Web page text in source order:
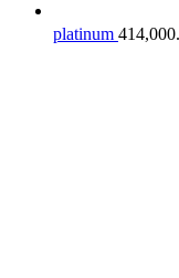
platinum